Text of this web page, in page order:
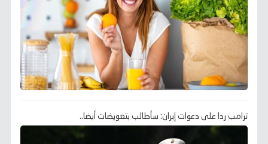
ترامب ردا على دعوات إيران: سأطالب بتعويضات أيضا..